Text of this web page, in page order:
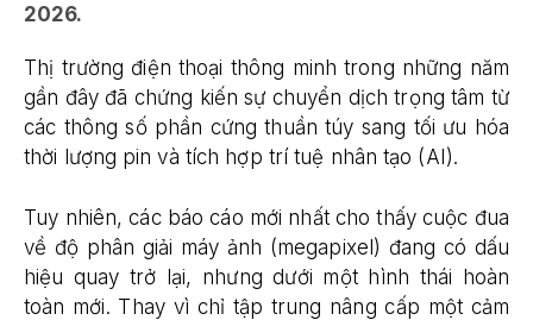
2026.
Thị trường điện thoại thông minh trong những năm
gần đây đã chứng kiến sự chuyển dịch trọng tâm từ
các thông số phần cứng thuần túy sang tối ưu hóa
thời lượng pin và tích hợp trí tuệ nhân tạo (AI).
Tuy nhiên, các báo cáo mới nhất cho thấy cuộc đua
về độ phân giải máy ảnh (megapixel) đang có dấu
hiệu quay trở lại, nhưng dưới một hình thái hoàn
toàn mới. Thay vì chỉ tập trung nâng cấp một cảm